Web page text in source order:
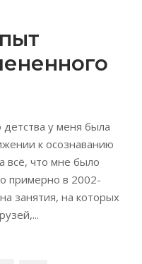
детства у меня была
к осознаванию
всё, что мне было
примерно в 2002-
занятия, на которых